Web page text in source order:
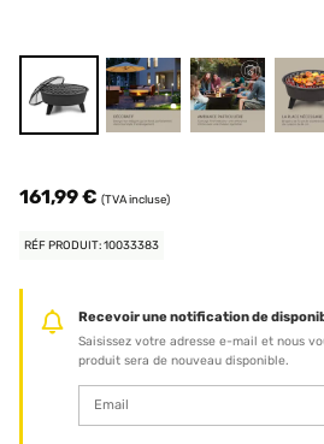
161,99 € (TVA incluse)
RÉF PRODUIT: 10033383
Recevoir une notification de
Saisissez votre adresse e-mail et nous
produit sera de nouveau disponible.